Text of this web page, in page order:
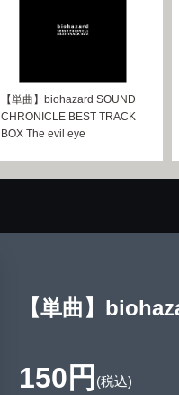
【単曲】biohazard SOUND
CHRONICLE BEST TRACK
BOX The evil eye
【単曲】
150円 (税込)